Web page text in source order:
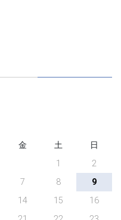
金 土
日
1
2
7 8
9
14 15
16